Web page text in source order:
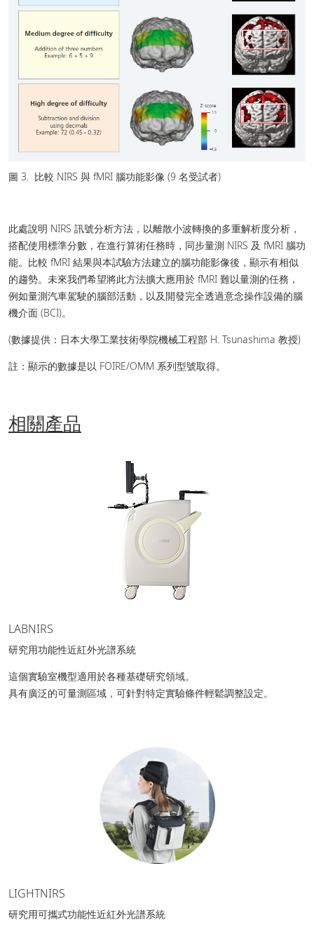
圖 3. 比較 NIRS 與 fMRI 腦功能影像 (9 名受試者)
此處說明 NIRS 訊號分析方法，以離散小波轉換的多重解析度分析，
搭配使用標準分數，在進行算術任務時，同步量測 NIRS 及 fMRI 腦功
能。比較 fMRI 結果與本試驗方法建立的腦功能影像後，顯示有相似
的趨勢。未來我們希望將此方法擴大應用於 fMRI 難以量測的任務，
例如量測汽車駕駛的腦部活動，以及開發完全透過意念操作設備的腦
機介面 (BCI)。
(數據提供：日本大學工業技術學院機械工程部 H. Tsunashima 教授)
註：顯示的數據是以 FOIRE/OMM 系列型號取得。
相關產品
LABNIRS
研究用功能性近紅外光譜系統
這個實驗室機型適用於各種基礎研究領域。
具有廣泛的可量測區域，可針對特定實驗條件輕鬆調整設定。
LIGHTNIRS
研究用可攜式功能性近紅外光譜系統